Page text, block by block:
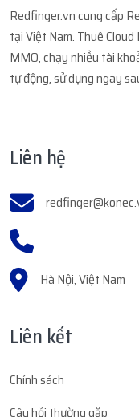
Redfinger.vn cung cấp
tại Việt Nam. Thuê
MMO, chạy nhiều tài
tự động, sử dụng ngay
Liên hệ
Hà Nội, Việt Nam
Liên kết
Chính sách
Câu hỏi thường gặp